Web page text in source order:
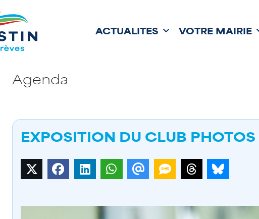
ACTUALITÉS VOTRE MAIRIE
Agenda
EXPOSITION DU CLUB PHOTOS